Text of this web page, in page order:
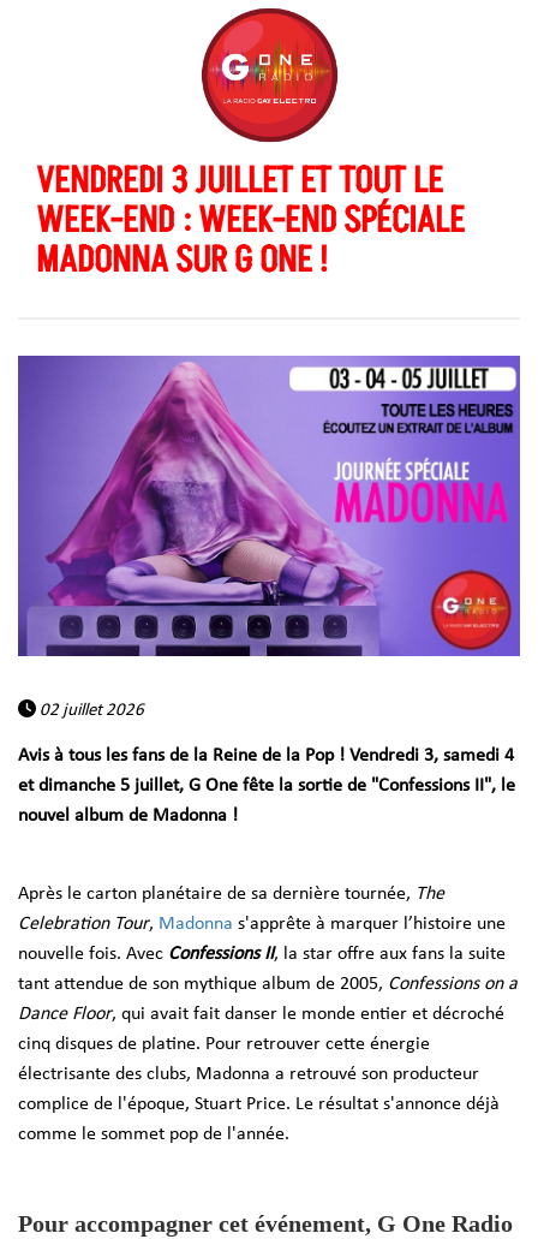
VENDREDI 3 JUILLET ET TOUT LE
WEEK-END : WEEK-END SPÉCIALE
MADONNA SUR G ONE !
02 juillet 2026
Avis à tous les fans de la Reine de la Pop ! Vendredi 3, samedi 4
et dimanche 5 juillet, G One fête la sortie de "Confessions II", le
nouvel album de Madonna !
Après le carton planétaire de sa dernière tournée, The
Celebration Tour, Madonna s'apprête à marquer l’histoire une
nouvelle fois. Avec Confessions II, la star offre aux fans la suite
tant attendue de son mythique album de 2005, Confessions on a
Dance Floor, qui avait fait danser le monde entier et décroché
cinq disques de platine. Pour retrouver cette énergie
électrisante des clubs, Madonna a retrouvé son producteur
complice de l'époque, Stuart Price. Le résultat s'annonce déjà
comme le sommet pop de l'année.
Pour accompagner cet événement, G One Radio